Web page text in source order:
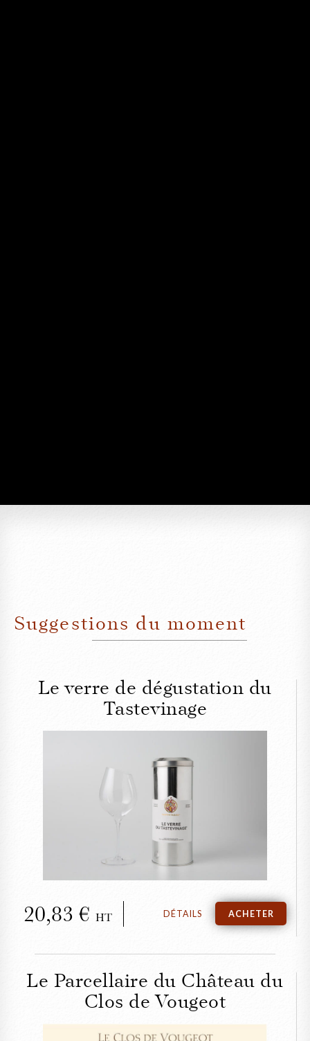
Suggestions du moment
Le verre de dégustation du
Tastevinage
20,83 HT DÉTAILS ACHETER
FERMER
Le verre de dégustation
du Tastevinage
Le Parcellaire du Château du
Clos de Vougeot